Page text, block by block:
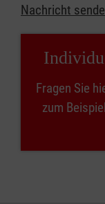
Nachricht
Fragen Sie
zum